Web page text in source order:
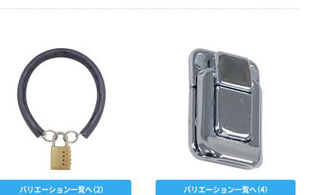
バリエーション一覧へ（2） バリエーション一覧へ（4）